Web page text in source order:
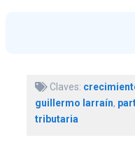
Claves:
guillermo larraín,
tributaria